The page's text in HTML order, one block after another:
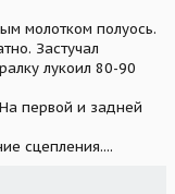
молотком полуось.
Застучал
лукоил 80-90
первой и задней
сцепления....